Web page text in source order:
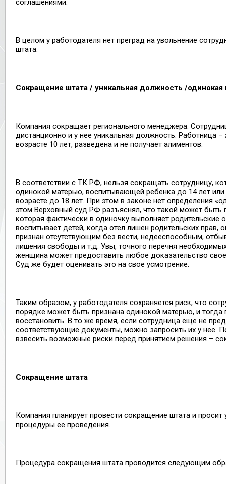
В целом у работодателя нет преград на увольнение
штата.
Сокращение штата / уникальная должность /одинокая
Компания сокращает регионального менеджера.
дистанционно и у нее уникальная должность. Работница
возрасте 10 лет, разведена и не получает алиментов.
В соответствии с ТК РФ, нельзя сокращать сотрудницу,
одинокой матерью, воспитывающей ребенка до 14 лет
возрасте до 18 лет. При этом в законе нет определения
этом Верховный суд РФ разъяснял, что такой может быть
которая фактически в одиночку выполняет родительские
воспитывает детей, когда отел лишен родительских прав,
признан отсутствующим без вести, недееспособным,
лишения свободы и т.д. Увы, точного перечня
женщина может предоставить любое доказательство
Суд же будет оценивать это на свое усмотрение.
Таким образом, у работодателя сохраняется риск, что
порядке может быть признана одинокой матерью, и тогда
восстановить. В то же время, если сотрудница еще не
соответствующие документы, можно запросить их у нее.
взвесить возможные риски перед принятием решения –
Сокращение штата
Компания планирует провести сокращение штата и просит
процедуры ее проведения.
Процедура сокращения штата проводится следующим